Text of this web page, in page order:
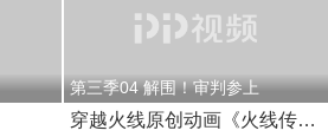
第三季04 解围！审判参上
穿越火线原创动画《火线传奇》